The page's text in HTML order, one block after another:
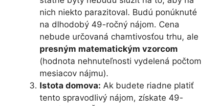
nich niekto parazitoval. Budú ponúknuté
na dlhodobý 49-ročný nájom. Cena
nebude určovaná chamtivosťou trhu, ale
presným matematickým vzorcom
(hodnota nehnuteľnosti vydelená počtom
mesiacov nájmu).
Istota domova: Ak budete riadne platiť
tento spravodlivý nájom, získate 49-